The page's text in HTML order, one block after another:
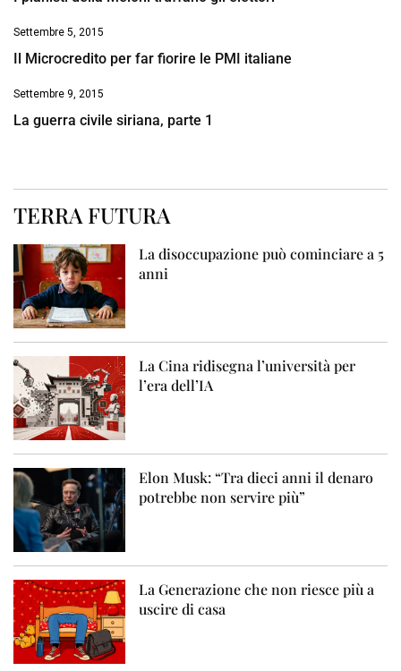
Settembre 5, 2015
Il Microcredito per far fiorire le PMI italiane
Settembre 9, 2015
La guerra civile siriana, parte 1
TERRA FUTURA
La disoccupazione può cominciare a 5
anni
La Cina ridisegna l’università per
l’era dell’IA
Elon Musk: “Tra dieci anni il denaro
potrebbe non servire più”
La Generazione che non riesce più a
uscire di casa